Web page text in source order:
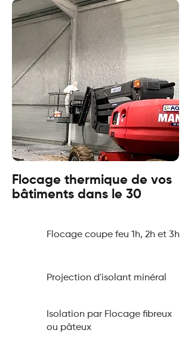
Flocage thermique de vos
bâtiments dans le 30
Flocage coupe feu 1h, 2h et 3h
Projection d'isolant minéral
Isolation par Flocage fibreux
ou pâteux